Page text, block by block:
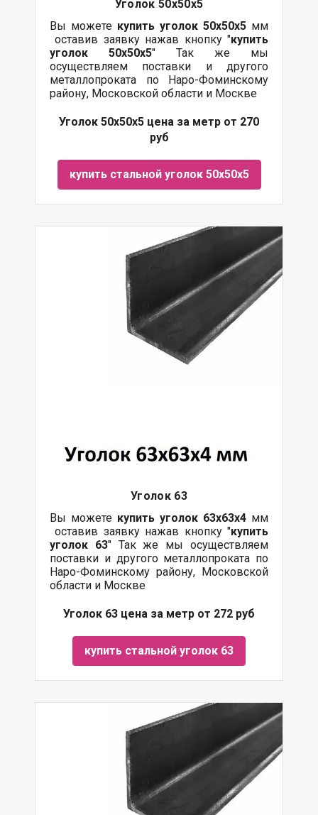
Уголок 50х50х5
Вы можете купить уголок 50х50х5 мм
оставив заявку нажав кнопку "купить
уголок 50х50х5" Так же мы
осуществляем поставки и другого
металлопроката по Наро-Фоминскому
району, Московской области и Москве
Уголок 50х50х5 цена за метр от 270
руб
купить стальной уголок 50х50х5
Уголок 63
Вы можете купить уголок 63х63х4 мм
оставив заявку нажав кнопку "купить
уголок 63" Так же мы осуществляем
поставки и другого металлопроката по
Наро-Фоминскому району, Московской
области и Москве
Уголок 63 цена за метр от 272 руб
купить стальной уголок 63